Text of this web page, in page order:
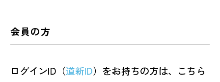
会員の方
ログインID（道新ID）をお持ちの方は、こちら